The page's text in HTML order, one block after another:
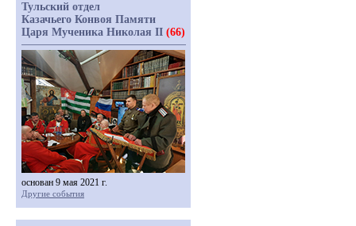
Тульский отдел
Казачьего Конвоя Памяти
Царя Мученика Николая II (66)
основан 9 мая 2021 г.
Другие события